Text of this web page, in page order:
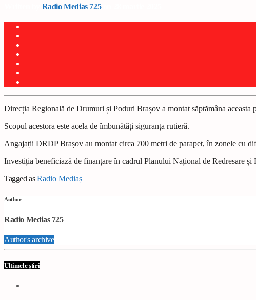
Radio Medias 725on 28 martie 2025
Direcția Regională de Drumuri și Poduri Brașov a montat săptămâna
Scopul acestora este acela de îmbunătăți siguranța rutieră.
Angajații DRDP Brașov au montat circa 700 metri de parapet, în zonele cu
Investiția beneficiază de finanțare în cadrul Planului Național de Redresare și
Tagged asRadio Mediaș
Author
Radio Medias 725
Author's archive
Ultimele știri